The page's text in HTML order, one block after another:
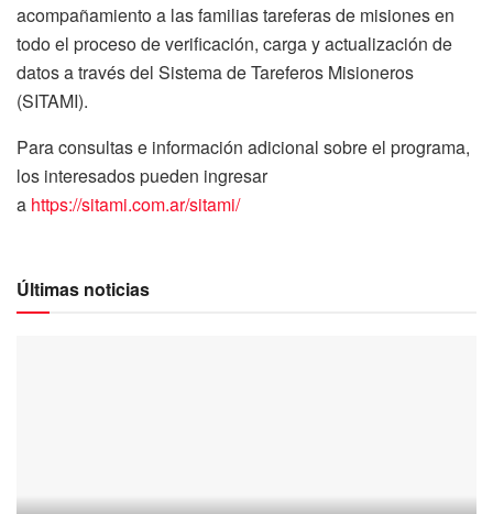
acompañamiento a las familias tareferas de misiones en
todo el proceso de verificación, carga y actualización de
datos a través del Sistema de Tareferos Misioneros
(SITAMI).
Para consultas e información adicional sobre el programa,
los interesados pueden ingresar
a https://sitami.com.ar/sitami/
Últimas noticias